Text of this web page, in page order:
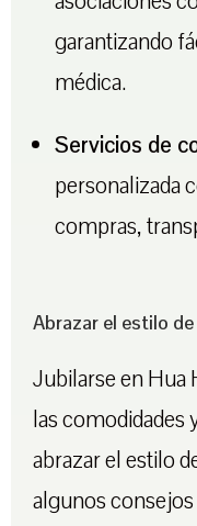
garantizando
médica.
Servicios de
personalizada
compras,
Abrazar el estilo
Jubilarse en Hua
las comodidades
abrazar el estilo
algunos